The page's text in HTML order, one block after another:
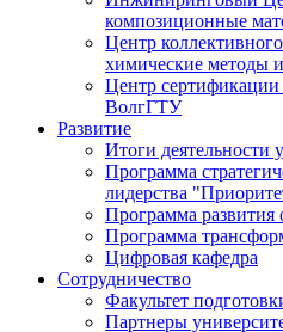
композиционные
Центр
химические методы
Центр
ВолгГТУ
Развитие
Итоги деятельности
Программа
лидерства
Программа развития
Программа
Цифровая кафедра
Сотрудничество
Факультет
Партнеры